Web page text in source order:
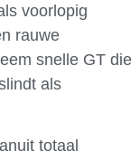
voorlopig
rauwe
snelle GT die
als
totaal